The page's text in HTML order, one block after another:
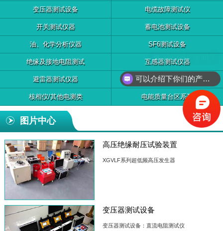
变压器测试设备 电缆故障测试仪
开关测试仪器 蓄电池测试设备
油、化学分析仪器 SF6测试设备
绝缘及接地电阻测试 互感器测试仪器
避雷器测试仪器 无功补偿装置检测
核相仪/其他电测类 电能质量台区系列
图片中心
高压绝缘耐压试验装置
XGVLF系列超低频高压发生器
变压器测试设备
变压器测试设备：直流电阻测试仪
可以介绍下你们的产品么？